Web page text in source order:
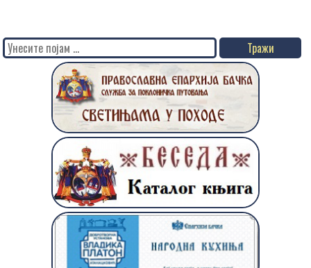
Search
for: